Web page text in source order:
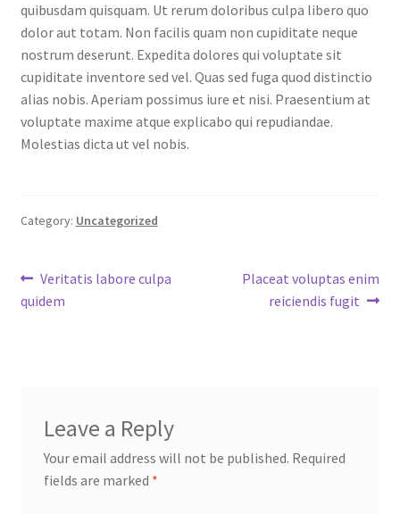
quibusdam quisquam. Ut rerum doloribus culpa libero quo
dolor aut totam. Non facilis quam non cupiditate neque
nostrum deserunt. Expedita dolores qui voluptate sit
cupiditate inventore sed vel. Quas sed fuga quod distinctio
alias nobis. Aperiam possimus iure et nisi. Praesentium at
voluptate maxime atque explicabo qui repudiandae.
Molestias dicta ut vel nobis.
Category: Uncategorized
Post
navigation
Previous
post:
Veritatis labore culpa
quidem
Next
post:
Placeat voluptas enim
reiciendis fugit
Leave a Reply
Your email address will not be published. Required
fields are marked *